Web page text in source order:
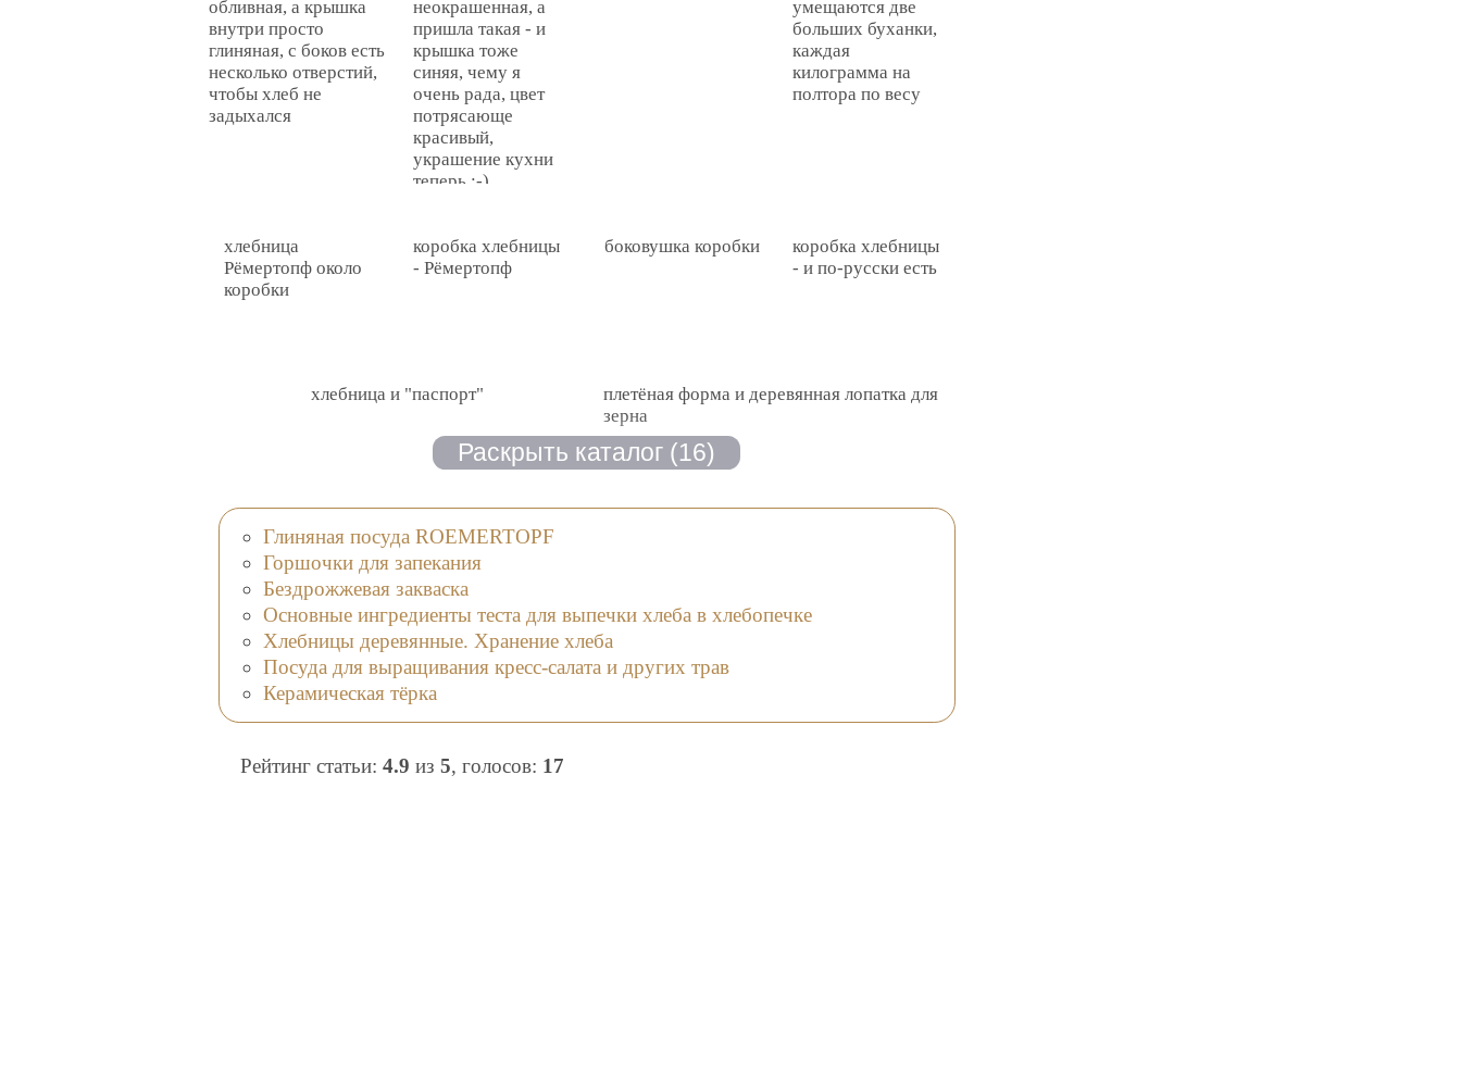
обливная, а крышка
внутри просто
глиняная, с боков есть
несколько отверстий,
чтобы хлеб не
задыхался
неокрашенная, а
пришла такая - и
крышка тоже
синяя, чему я
очень рада, цвет
потрясающе
красивый,
украшение кухни
теперь :-)
умещаются две
больших буханки,
каждая
килограмма на
полтора по весу
хлебница
Рёмертопф около
коробки
коробка хлебницы
- Рёмертопф
боковушка коробки
коробка хлебницы
- и по-русски есть
хлебница и "паспорт"
плетёная форма и деревянная лопатка для
зерна
Глиняная посуда ROEMERTOPF
Горшочки для запекания
Бездрожжевая закваска
Основные ингредиенты теста для выпечки хлеба в хлебопечке
Хлебницы деревянные. Хранение хлеба
Посуда для выращивания кресс-салата и других трав
Керамическая тёрка
Рейтинг статьи: 4.9 из 5, голосов: 17